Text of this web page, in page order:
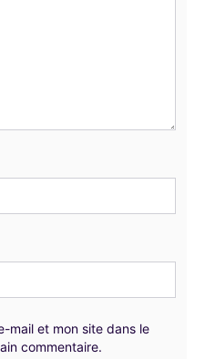
mail et mon site dans le
commentaire.